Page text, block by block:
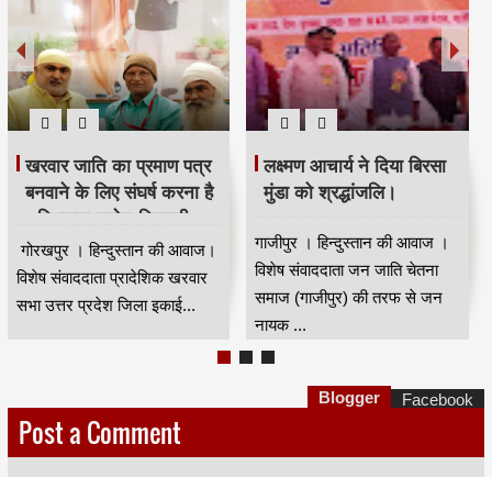
भदंत ज्ञानेश्वर की 88 वीं
जयंती धूम धाम से मनाई गई।
कुशीनगर । हिन्दुस्तान की आवाज।
विषेष संवाददाता भारत रत्न डॉ बाबा
साहेब आंबेडकर के गुरु भा...
मजिंदर खरवार ने संगठन को
मजबूत बनाने की अपील की।
नई दिल्ली से मुंबई के वरिष्ठ पत्रकार
कपिलदेव खरवार की रिपोर्ट।खरवार
वेल्फेयर सोसायटी(रजि) की तरफ से
...
Post a Comment
Blogger Facebook